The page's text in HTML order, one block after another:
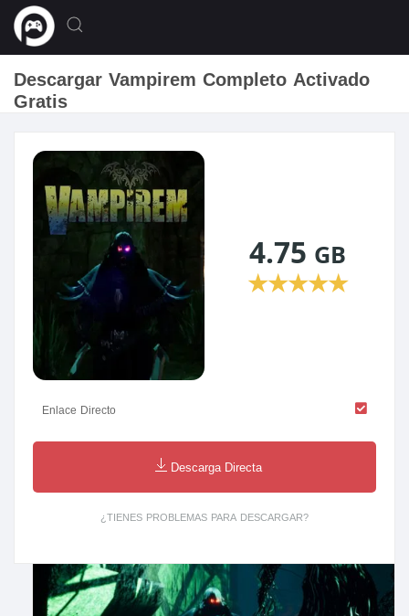
Descargar Vampirem Completo Activado
Gratis
4.75 GB
★★★★★
Enlace Directo
Descarga Directa
¿TIENES PROBLEMAS PARA DESCARGAR?